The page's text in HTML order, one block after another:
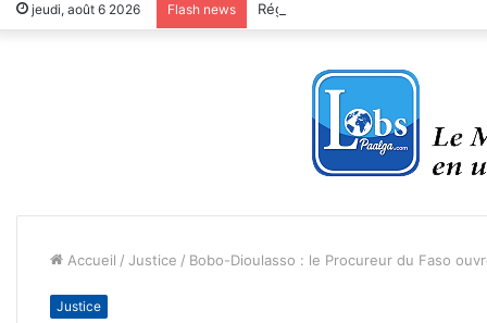
jeudi, août 6 2026 Flash news
Accueil / Justice / Bobo-Dioulasso : le Procureur du Faso
Justice